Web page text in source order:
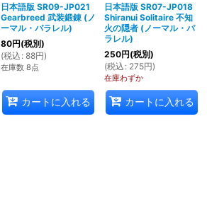
日本語版 SR09-JP021
Gearbreed 武装鍛錬 (ノ
ーマル・パラレル)
80円(税別)
(税込 : 88円)
在庫数 8点
カートに入れる
日本語版 SR07-JP018
Shiranui Solitaire 不知
火の隠者 (ノーマル・パ
ラレル)
250円(税別)
(税込 : 275円)
在庫わずか
カートに入れる